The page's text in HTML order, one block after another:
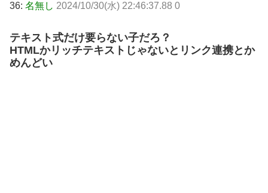
36: 名無し 2024/10/30(水) 22:46:37.88 0
テキスト式だけ要らない子だろ？
HTMLかリッチテキストじゃないとリンク連携とか
めんどい